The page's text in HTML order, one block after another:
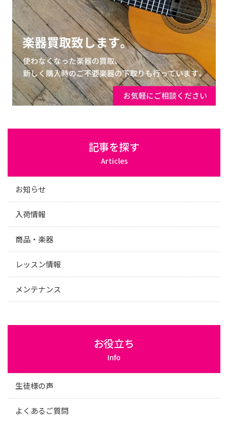
記事を探す
Articles
お知らせ
入荷情報
商品・楽器
レッスン情報
メンテナンス
お役立ち
Info
生徒様の声
よくあるご質問